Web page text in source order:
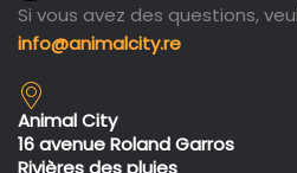
Si vous avez des questions,
info@animalcity.re
Animal City
16 avenue Roland Garros
Rivières des pluies